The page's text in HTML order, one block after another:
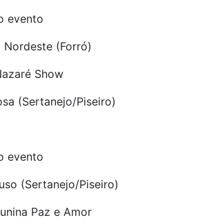
evento
Nordeste (Forró)
Show
(Sertanejo/Piseiro)
evento
(Sertanejo/Piseiro)
Paz e Amor